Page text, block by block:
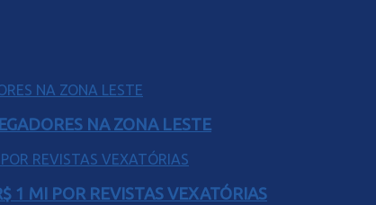
NA ZONA LESTE
1 MI POR REVISTAS VEXATÓRIAS